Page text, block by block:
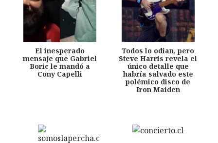
El inesperado
mensaje que Gabriel
Boric le mandó a
Cony Capelli
Todos lo odian, pero
Steve Harris revela el
único detalle que
habría salvado este
polémico disco de
Iron Maiden